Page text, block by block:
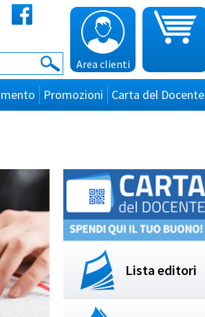
Area clienti
Promozioni Carta del Docente
Lista editori